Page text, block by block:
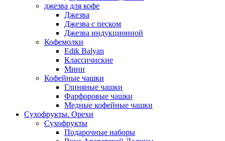
джезва для кофе
Джезва
Джезва с песком
Джезва индукционной
Кофемолки
Edik Balyan
Классичиские
Мини
Кофейные чашки
Глиняные чашки
Фарфоровые чашки
Медные кофейные чашки
Сухофрукты. Орехи
Сухофрукты
Подарочные наборы